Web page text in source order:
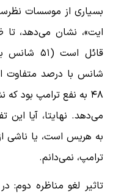
بسیاری از موسسات
ایت»، نشان می‌دهد،
۴۸ به نفع ترامپ بود
می‌دهد. نهایتا، آیا این
به هریس است، یا ناشی
ترامپ، نمی‌دانم.
تاثیر لغو مناظره دوم: